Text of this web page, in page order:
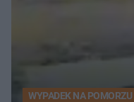
WYPADEK NA POMORZU